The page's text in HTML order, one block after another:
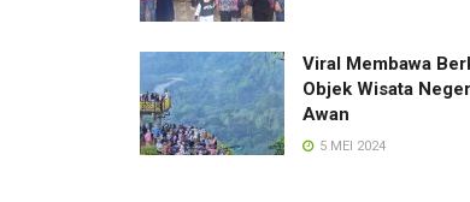
Viral Membawa
Objek Wisata
Awan
5 MEI 2024